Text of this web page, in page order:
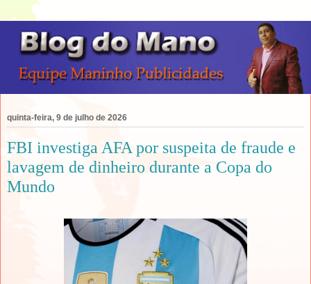
quinta-feira, 9 de julho de 2026
FBI investiga AFA por suspeita de fraude e
lavagem de dinheiro durante a Copa do
Mundo